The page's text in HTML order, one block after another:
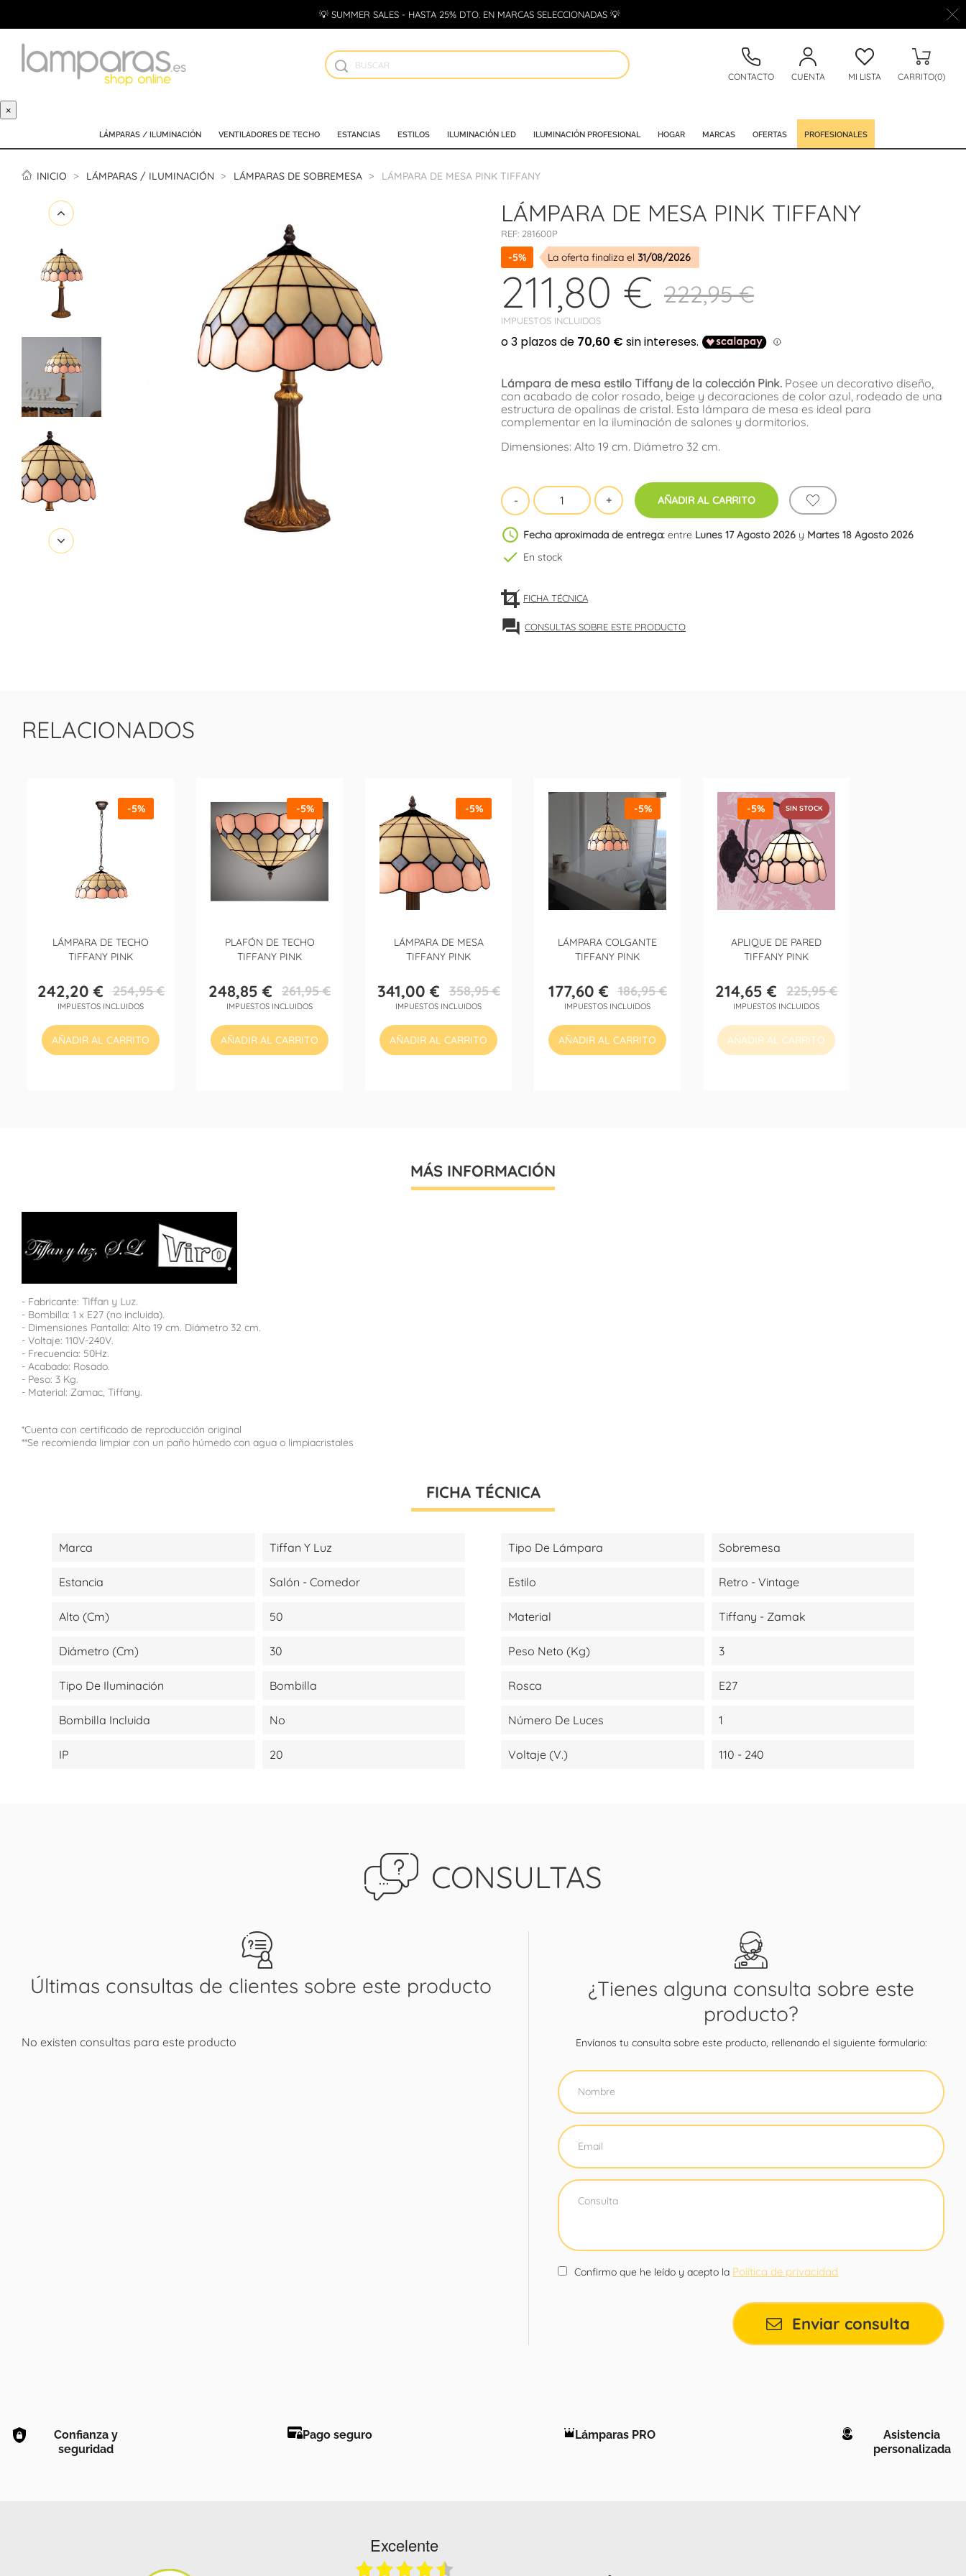
💡 SUMMER SALES - HASTA 25% DTO. EN MARCAS SELECCIONADAS 💡
CONTACTO CUENTA MI LISTA CARRITO(0)
×
LÁMPARAS / ILUMINACIÓN VENTILADORES DE TECHO ESTANCIAS ESTILOS ILUMINACIÓN LED ILUMINACIÓN PROFESIONAL HOGAR MARCAS OFERTAS PROFESIONALES
INICIO LÁMPARAS / ILUMINACIÓN LÁMPARAS DE SOBREMESA LÁMPARA DE MESA PINK TIFFANY
LÁMPARA DE MESA PINK TIFFANY
REF: 281600P
-5% La oferta finaliza el 31/08/2026
211,80 €
IMPUESTOS INCLUIDOS
222,95 €
Lámpara de mesa estilo Tiffany de la colección Pink. Posee un decorativo diseño,
con acabado de color rosado, beige y decoraciones de color azul, rodeado de una
estructura de opalinas de cristal. Esta lámpara de mesa es ideal para
complementar en la iluminación de salones y dormitorios.
Dimensiones: Alto 19 cm. Diámetro 32 cm.
AÑADIR AL CARRITO
schedule Fecha aproximada de entrega: entre Lunes 17 Agosto 2026 y Martes 18 Agosto 2026
check En stock
FICHA TÉCNICA
forum CONSULTAS SOBRE ESTE PRODUCTO
RELACIONADOS
LÁMPARA DE TECHO
TIFFANY PINK
Precio
242,20 €Precio
base
254,95 €
IMPUESTOS INCLUIDOS
-5%
AÑADIR AL CARRITO
PLAFÓN DE TECHO
TIFFANY PINK
Precio
248,85 €Precio
base
261,95 €
IMPUESTOS INCLUIDOS
-5%
AÑADIR AL CARRITO
LÁMPARA DE MESA
TIFFANY PINK
Precio
341,00 €Precio
base
358,95 €
IMPUESTOS INCLUIDOS
-5%
AÑADIR AL CARRITO
LÁMPARA COLGANTE
TIFFANY PINK
Precio
177,60 €Precio
base
186,95 €
IMPUESTOS INCLUIDOS
-5%
AÑADIR AL CARRITO
APLIQUE DE PARED
TIFFANY PINK
Precio
214,65 €Precio
base
225,95 €
IMPUESTOS INCLUIDOS
-5% SIN STOCK
AÑADIR AL CARRITO
MÁS INFORMACIÓN
- Fabricante: Tiffan y Luz.
- Bombilla: 1 x E27 (no incluida).
- Dimensiones Pantalla: Alto 19 cm. Diámetro 32 cm.
- Voltaje: 110V-240V.
- Frecuencia: 50Hz.
- Acabado: Rosado.
- Peso: 3 Kg.
- Material: Zamac, Tiffany.
*Cuenta con certificado de reproducción original
**Se recomienda limpiar con un paño húmedo con agua o limpiacristales
FICHA TÉCNICA
Marca Tiffan Y Luz Tipo De Lámpara Sobremesa
Estancia Salón - Comedor Estilo Retro - Vintage
Alto (cm) 50 Material Tiffany - Zamak
Diámetro (cm) 30 Peso Neto (kg) 3
Tipo De Iluminación Bombilla Rosca E27
Bombilla Incluida No Número De Luces 1
IP 20 Voltaje (V.) 110 - 240
CONSULTAS
Últimas consultas de clientes sobre este producto
No existen consultas para este producto
¿Tienes alguna consulta sobre este
producto?
Envíanos tu consulta sobre este producto, rellenando el siguiente formulario:
Confirmo que he leído y acepto la Política de privacidad
Enviar consulta
Confianza y
seguridad
Pago seguro Lámparas PRO
Asistencia
personalizada
Excelente